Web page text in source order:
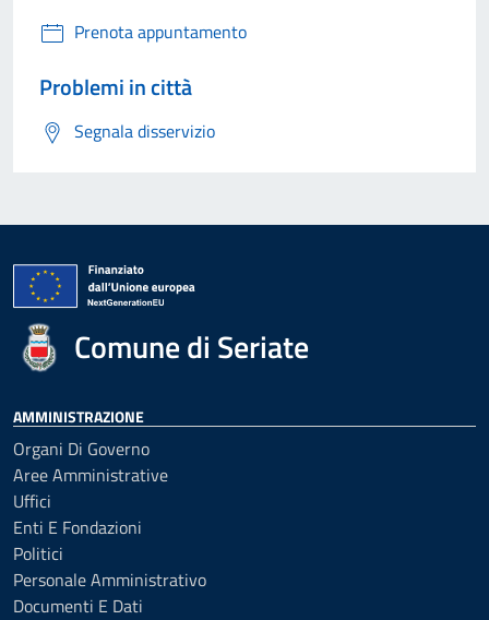
Prenota appuntamento
Problemi in città
Segnala disservizio
Comune di Seriate
AMMINISTRAZIONE
Organi Di Governo
Aree Amministrative
Uffici
Enti E Fondazioni
Politici
Personale Amministrativo
Documenti E Dati